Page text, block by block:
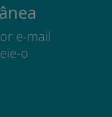
e-mail
o